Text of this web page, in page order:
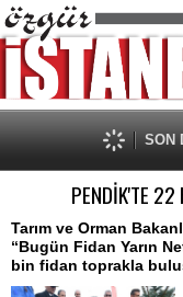
SON
PENDİK'TE 22
Tarım ve Orman
“Bugün Fidan Yarın
bin fidan toprakla